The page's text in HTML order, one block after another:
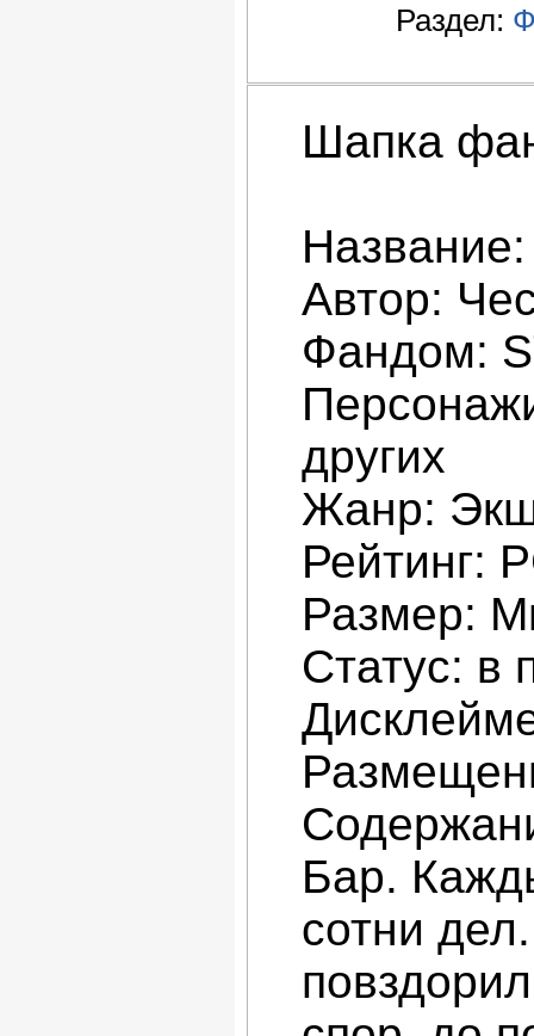
Раздел:
Шапка
Автор:
Фандом:
других
Жанр:
Рейтинг:
Размер:
Статус: в
Бар.
сотни